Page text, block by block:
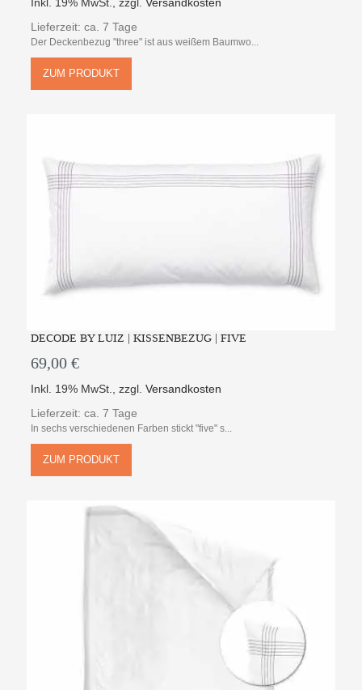
Inkl. 19% MwSt.,zzgl. Versandkosten
Lieferzeit: ca. 7 Tage
Der Deckenbezug "three" ist aus weißem Baumwo...
ZUM PRODUKT
DECODE BY LUIZ | KISSENBEZUG | FIVE
69,00 €
Inkl. 19% MwSt. ,zzgl.Versandkosten
Lieferzeit: ca. 7 Tage
In sechs verschiedenen Farben stickt "five" s...
ZUM PRODUKT